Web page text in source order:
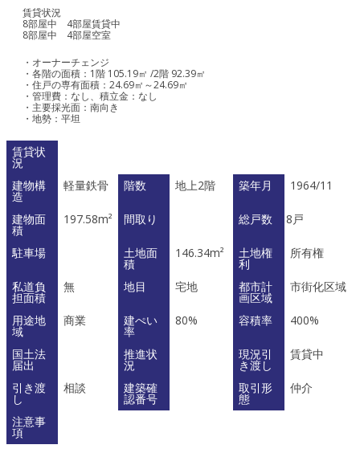
賃貸状況
8部屋中 4部屋賃貸中
8部屋中 4部屋空室
・オーナーチェンジ
・各階の面積：1階 105.19㎡ /2階 92.39㎡
・住戸の専有面積：24.69㎡～24.69㎡
・管理費：なし、積立金：なし
・主要採光面：南向き
・地勢：平坦
賃貸状
況
建物構
造
軽量鉄骨 階数 地上2階 築年月 1964/11
建物面
積
197.58m² 間取り 総戸数 8戸
駐車場 土地面
積
146.34m² 土地権
利
所有権
私道負
担面積
無 地目 宅地 都市計
画区域
市街化区域
用途地
域
商業 建ぺい
率
80% 容積率 400%
国土法
届出
推進状
況
現況引
き渡し
賃貸中
引き渡
し
相談 建築確
認番号
取引形
態
仲介
注意事
項